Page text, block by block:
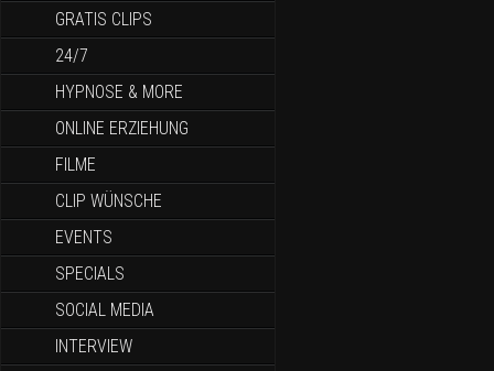
GRATIS CLIPS
24/7
HYPNOSE & MORE
ONLINE ERZIEHUNG
FILME
CLIP WÜNSCHE
EVENTS
SPECIALS
SOCIAL MEDIA
INTERVIEW